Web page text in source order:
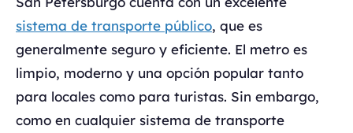
sistema de transporte público, que es
generalmente seguro y eficiente. El metro es
limpio, moderno y una opción popular tanto
para locales como para turistas. Sin embargo,
como en cualquier sistema de transporte